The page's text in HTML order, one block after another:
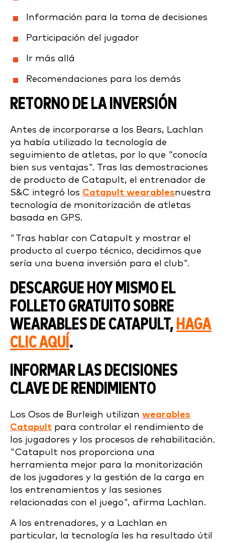
Información para la toma de decisiones
Participación del jugador
Ir más allá
Recomendaciones para los demás
RETORNO DE LA INVERSIÓN
Antes de incorporarse a los Bears, Lachlan
ya había utilizado la tecnología de
seguimiento de atletas, por lo que "conocía
bien sus ventajas". Tras las demostraciones
de producto de Catapult, el entrenador de
S&C integró los Catapult wearablesnuestra
tecnología de monitorización de atletas
basada en GPS.
"Tras hablar con Catapult y mostrar el
producto al cuerpo técnico, decidimos que
sería una buena inversión para el club".
DESCARGUE HOY MISMO EL
FOLLETO GRATUITO SOBRE
WEARABLES DE CATAPULT, HAGA
CLIC AQUÍ .
INFORMAR LAS DECISIONES
CLAVE DE RENDIMIENTO
Los Osos de Burleigh utilizan wearables
Catapult para controlar el rendimiento de
los jugadores y los procesos de rehabilitación.
"Catapult nos proporciona una
herramienta mejor para la monitorización
de los jugadores y la gestión de la carga en
los entrenamientos y las sesiones
relacionadas con el juego", afirma Lachlan.
A los entrenadores, y a Lachlan en
particular, la tecnología les ha resultado útil